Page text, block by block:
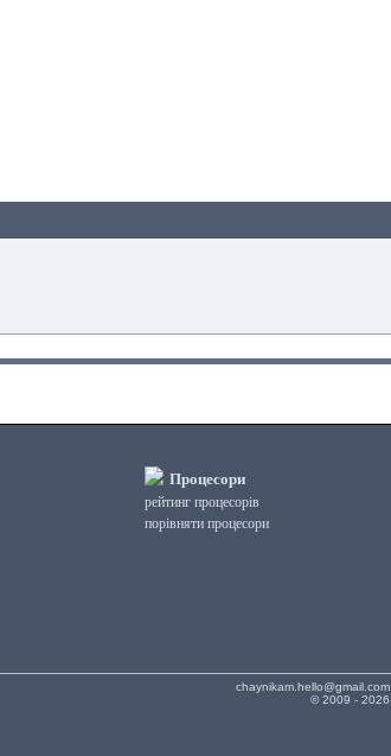
Процесори
рейтинг процесорів
порівняти процесори
chaynikam.hello@gmail.com
© 2009 - 2026